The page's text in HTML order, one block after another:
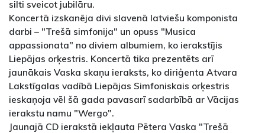
silti sveicot jubilāru.
Koncertā izskanēja divi slavenā latviešu komponista
darbi – "Trešā simfonija" un opuss "Musica
appassionata" no diviem albumiem, ko ierakstījis
Liepājas orķestris. Koncertā tika prezentēts arī
jaunākais Vaska skaņu ieraksts, ko diriģenta Atvara
Lakstīgalas vadībā Liepājas Simfoniskais orķestris
ieskaņoja vēl šā gada pavasarī sadarbībā ar Vācijas
ierakstu namu "Wergo".
Jaunajā CD ierakstā iekļauta Pētera Vaska "Trešā